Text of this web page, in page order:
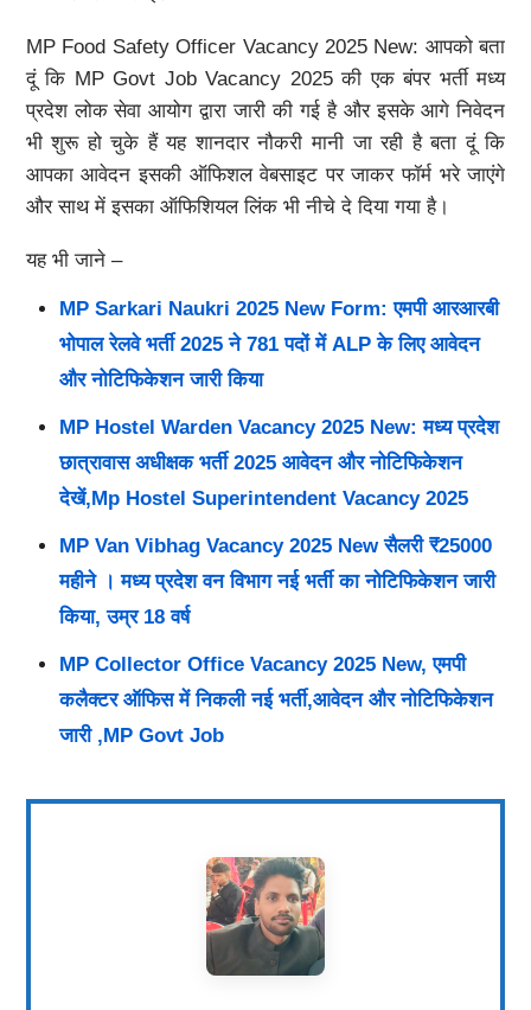
MP Food Safety Officer Vacancy 2025 New: आपको बता
दूं कि MP Govt Job Vacancy 2025 की एक बंपर भर्ती मध्य
प्रदेश लोक सेवा आयोग द्वारा जारी की गई है और इसके आगे निवेदन
भी शुरू हो चुके हैं यह शानदार नौकरी मानी जा रही है बता दूं कि
आपका आवेदन इसकी ऑफिशल वेबसाइट पर जाकर फॉर्म भरे जाएंगे
और साथ में इसका ऑफिशियल लिंक भी नीचे दे दिया गया है।
यह भी जाने –
MP Sarkari Naukri 2025 New Form: एमपी आरआरबी
भोपाल रेलवे भर्ती 2025 ने 781 पदों में ALP के लिए आवेदन
और नोटिफिकेशन जारी किया
MP Hostel Warden Vacancy 2025 New: मध्य प्रदेश
छात्रावास अधीक्षक भर्ती 2025 आवेदन और नोटिफिकेशन
देखें,Mp Hostel Superintendent Vacancy 2025
MP Van Vibhag Vacancy 2025 New सैलरी ₹25000
महीने । मध्य प्रदेश वन विभाग नई भर्ती का नोटिफिकेशन जारी
किया, उम्र 18 वर्ष
MP Collector Office Vacancy 2025 New, एमपी
कलैक्टर ऑफिस में निकली नई भर्ती,आवेदन और नोटिफिकेशन
जारी ,MP Govt Job